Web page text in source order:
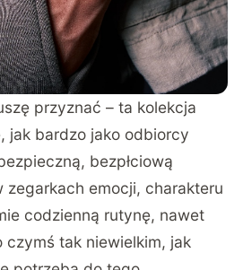
przyznać – ta kolekcja
jak bardzo jako odbiorcy
bezpłciową
zegarkach emocji, charakteru
codzienną rutynę, nawet
czymś tak niewielkim, jak